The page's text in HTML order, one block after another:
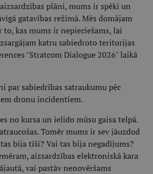
plāni, mums ir spēki un
gatavības režīmā. Mēs domājam
kas mums ir nepieciešams, lai
katru sabiedroto teritorijas
"Stratcom Dialogue 2026" laikā
par sabiedrības satraukumu pēc
dronu incidentiem.
no kursa un ielido mūsu gaisa telpā.
Tomēr mums ir sev jāuzdod
bija tīši? Vai tas bija negadījums?
aizsardzības elektroniskā kara
vai pastāv nenovēršams